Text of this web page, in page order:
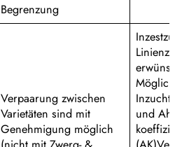
Begrenzung
Verpaarung zwischen
Varietäten sind mit
Genehmigung möglich
erwünscht
Möglichst
und